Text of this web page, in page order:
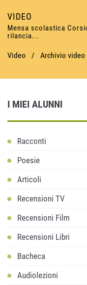
VIDEO
Mensa scolastica
rilancia...
Video / Archivio video
I MIEI ALUNNI
Racconti
Poesie
Articoli
Recensioni TV
Recensioni Film
Recensioni Libri
Bacheca
Audiolezioni